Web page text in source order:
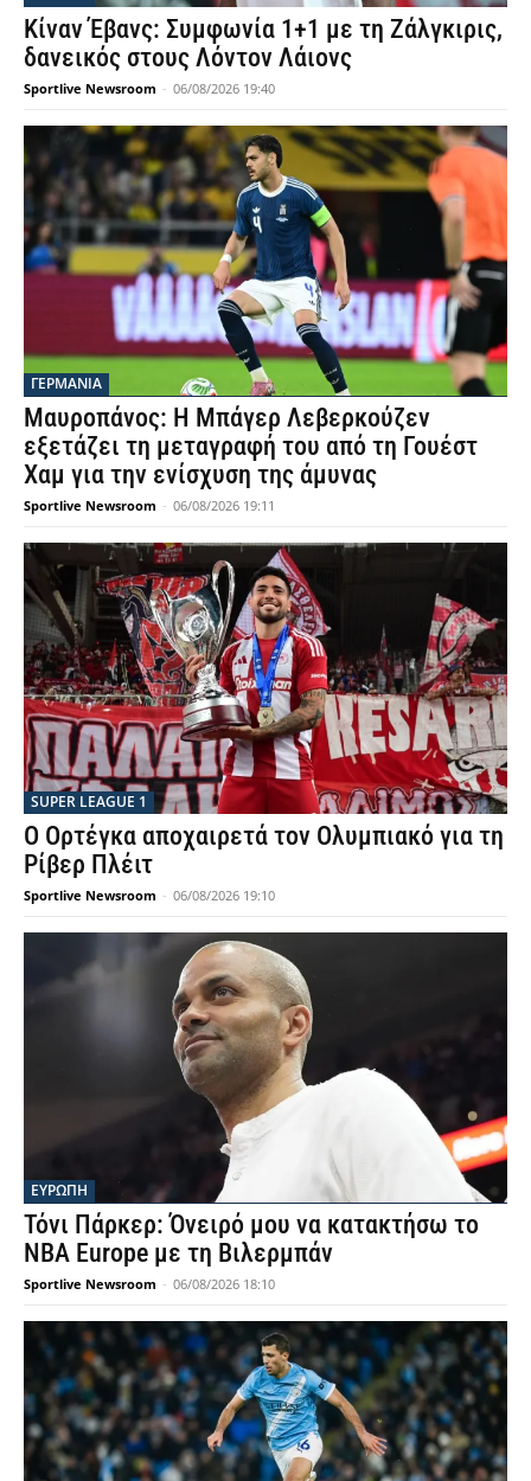
Κίναν Έβανς: Συμφωνία 1+1 με τη Ζάλγκιρις,
δανεικός στους Λόντον Λάιονς
Sportlive Newsroom - 06/08/2026 19:40
ΓΕΡΜΑΝΙΑ
Μαυροπάνος: Η Μπάγερ Λεβερκούζεν
εξετάζει τη μεταγραφή του από τη Γουέστ
Χαμ για την ενίσχυση της άμυνας
Sportlive Newsroom - 06/08/2026 19:11
SUPER LEAGUE 1
Ο Ορτέγκα αποχαιρετά τον Ολυμπιακό για τη
Ρίβερ Πλέιτ
Sportlive Newsroom - 06/08/2026 19:10
ΕΥΡΩΠΗ
Τόνι Πάρκερ: Όνειρό μου να κατακτήσω το
NBA Europe με τη Βιλερμπάν
Sportlive Newsroom - 06/08/2026 18:10